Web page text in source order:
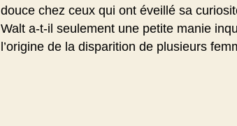
douce chez ceux qui ont éveillé sa
Walt a-t-il seulement une petite manie
l’origine de la disparition de plusieurs